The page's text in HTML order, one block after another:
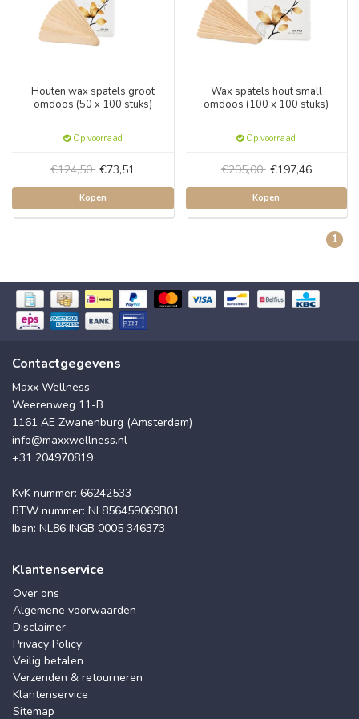
Houten wax spatels groot
omdoos (50 x 100 stuks)
Op voorraad
€124,50 €73,51
Kopen
Wax spatels hout small
omdoos (100 x 100 stuks)
Op voorraad
€295,00 €197,46
Kopen
1
Contactgegevens
Maxx Wellness
Weerenweg 11-B
1161 AE Zwanenburg (Amsterdam)
info@maxxwellness.nl
+31 204970819
KvK nummer: 66242533
BTW nummer: NL856459069B01
Iban: NL86 INGB 0005 346373
Klantenservice
Over ons
Algemene voorwaarden
Disclaimer
Privacy Policy
Veilig betalen
Verzenden & retourneren
Klantenservice
Sitemap